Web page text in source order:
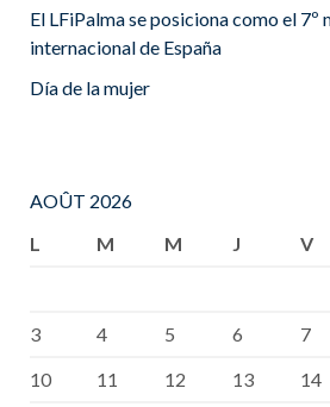
El LFiPalma se posiciona como el 7º
internacional de España
Día de la mujer
AOÛT 2026
L
M M J V
3
4 5 6 7
10
11 12 13 14